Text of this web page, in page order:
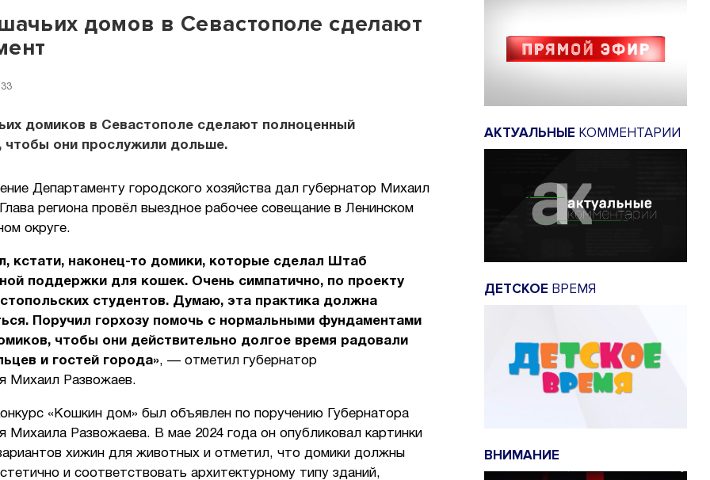
домов в Севастополе сделают
домиков в Севастополе сделают полноценный
чтобы они прослужили дольше.
Департаменту городского хозяйства дал губернатор Михаил
региона провёл выездное рабочее совещание в Ленинском
округе.
кстати, наконец-то домики, которые сделал Штаб
поддержки для кошек. Очень симпатично, по проекту
студентов. Думаю, эта практика должна
Поручил горхозу помочь с нормальными фундаментами
чтобы они действительно долгое время радовали
и гостей города», — отметил губернатор
Михаил Развожаев.
«Кошкин дом» был объявлен по поручению Губернатора
Михаила Развожаева. В мае 2024 года он опубликовал картинки
хижин для животных и отметил, что домики должны
и соответствовать архитектурному типу зданий,
АКТУАЛЬНЫЕ КОММЕНТАРИИ
ДЕТСКОЕ ВРЕМЯ
ВНИМАНИЕ